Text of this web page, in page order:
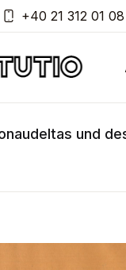
+40 21 312 01 08
und